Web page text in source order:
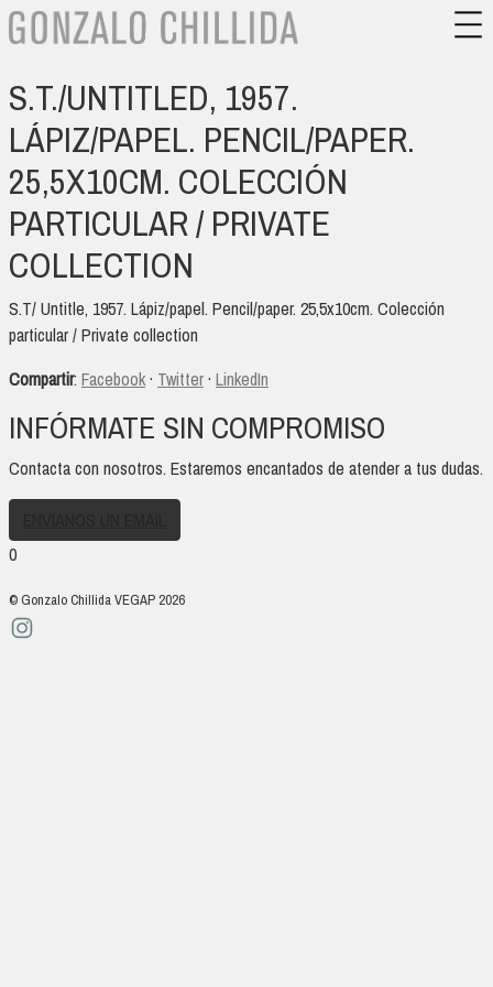
S.T./UNTITLED, 1957.
LÁPIZ/PAPEL. PENCIL/PAPER.
25,5X10CM. COLECCIÓN
PARTICULAR / PRIVATE
COLLECTION
S.T/ Untitle, 1957. Lápiz/papel. Pencil/paper. 25,5x10cm. Colección
particular / Private collection
Compartir: Facebook· Twitter· LinkedIn
INFÓRMATE SIN COMPROMISO
Contacta con nosotros. Estaremos encantados de atender a tus dudas.
0
© Gonzalo Chillida VEGAP 2026